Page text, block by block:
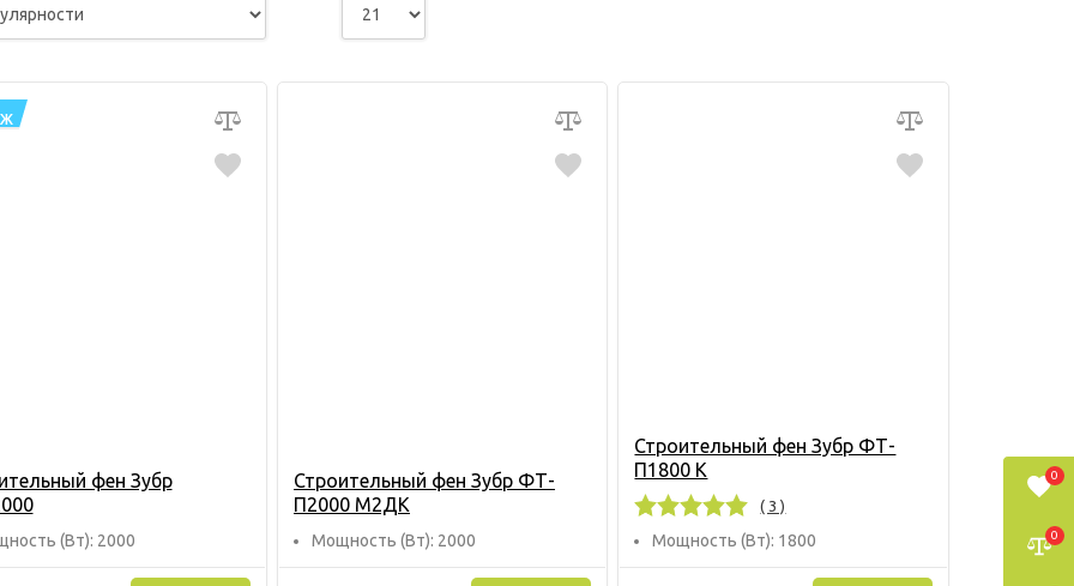
фен Зубр
(Вт): 2000
Строительный фен Зубр ФТ-
П2000 М2ДК
Мощность (Вт): 2000
Строительный фен Зубр ФТ-
П1800 К
( 3 )
Мощность (Вт): 1800
0
0